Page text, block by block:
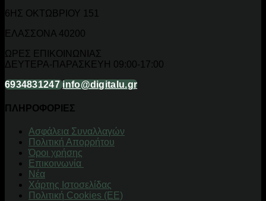
6ΗΣ ΟΚΤΩΒΡΙΟΥ 151
ΕΛΑΣΣΟΝΑ 40200
ΩΡΕΣ ΕΠΙΚΟΙΝΩΝΙΑΣ
ΔΕΥΤΕΡΑ-ΠΑΡΑΣΚΕΥΗ 09:00-17:00
6934831247 info@digitalu.gr
ΠΛΗΡΟΦΟΡΙΕΣ
Aσφάλεια Συναλλαγών
Πολιτική Απορρήτου
Όροι χρήσης
Επικοινωνία
Νέα
Χάρτης Ιστοσελίδας
Πολιτική Cookies (ΕΕ)